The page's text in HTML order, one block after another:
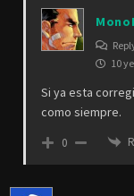
10
Si ya esta
como siempre.
0